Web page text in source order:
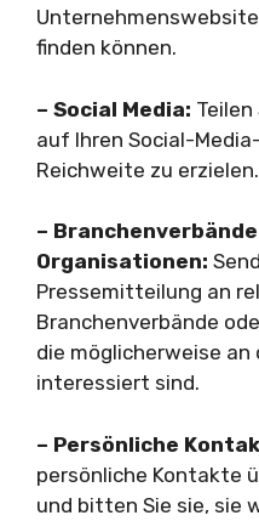
finden können.
– Social Media:
auf Ihren Social-
Reichweite zu erzielen.
–
Organisationen:
Pressemitteilung an
Branchenverbände
die möglicherweise
interessiert sind.
– Persönliche
persönliche Kontakte
und bitten Sie sie, sie